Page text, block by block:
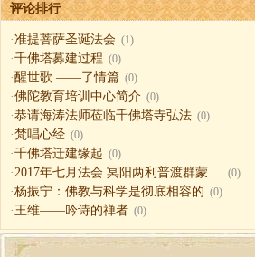
评论排行
·准提菩萨圣诞法会 (1)
·千佛塔募建过程 (0)
·醒世歌 ——了情篇 (0)
·佛陀教育培训中心简介 (0)
·恭请海涛法师莅临千佛塔寺弘法 (0)
·梵唱心经 (0)
·千佛塔迁建缘起 (0)
·2017年七月法会 冥阳两利普渡群蒙 ... (0)
·杨振宁：佛教与科学是彻底相容的 (0)
·王维——吟诗的禅者 (0)